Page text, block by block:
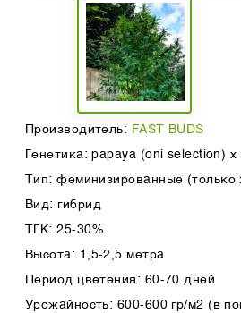
Производитель: FAST BUDS
Генетика: papaya (oni selection)
Тип: феминизированные (только
Вид: гибрид
ТГК: 25-30%
Высота: 1,5-2,5 метра
Период цветения: 60-70 дней
Урожайность: 600-600 гр/м2 (в